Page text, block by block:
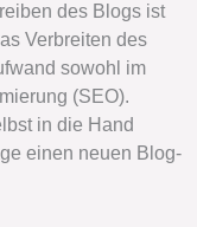
des Blogs ist
Verbreiten des
sowohl im
(SEO).
in die Hand
einen neuen Blog-